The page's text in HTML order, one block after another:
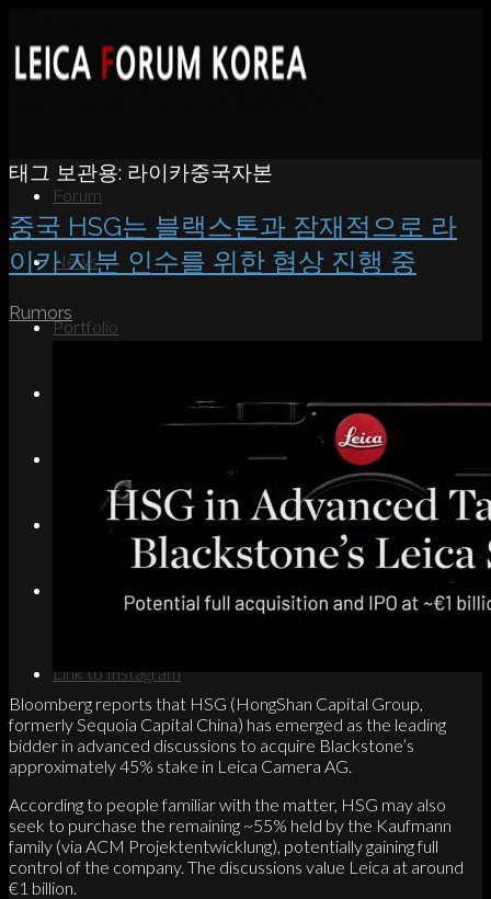
Forum
News
Portfolio
Search
Link to Instagram
태그 보관용: 라이카중국자본
중국 HSG는 블랙스톤과 잠재적으로 라
이카 지분 인수를 위한 협상 진행 중
Rumors
Bloomberg reports that HSG (HongShan Capital Group,
formerly Sequoia Capital China) has emerged as the leading
bidder in advanced discussions to acquire Blackstone’s
approximately 45% stake in Leica Camera AG.
According to people familiar with the matter, HSG may also
seek to purchase the remaining ~55% held by the Kaufmann
family (via ACM Projektentwicklung), potentially gaining full
control of the company. The discussions value Leica at around
€1 billion.